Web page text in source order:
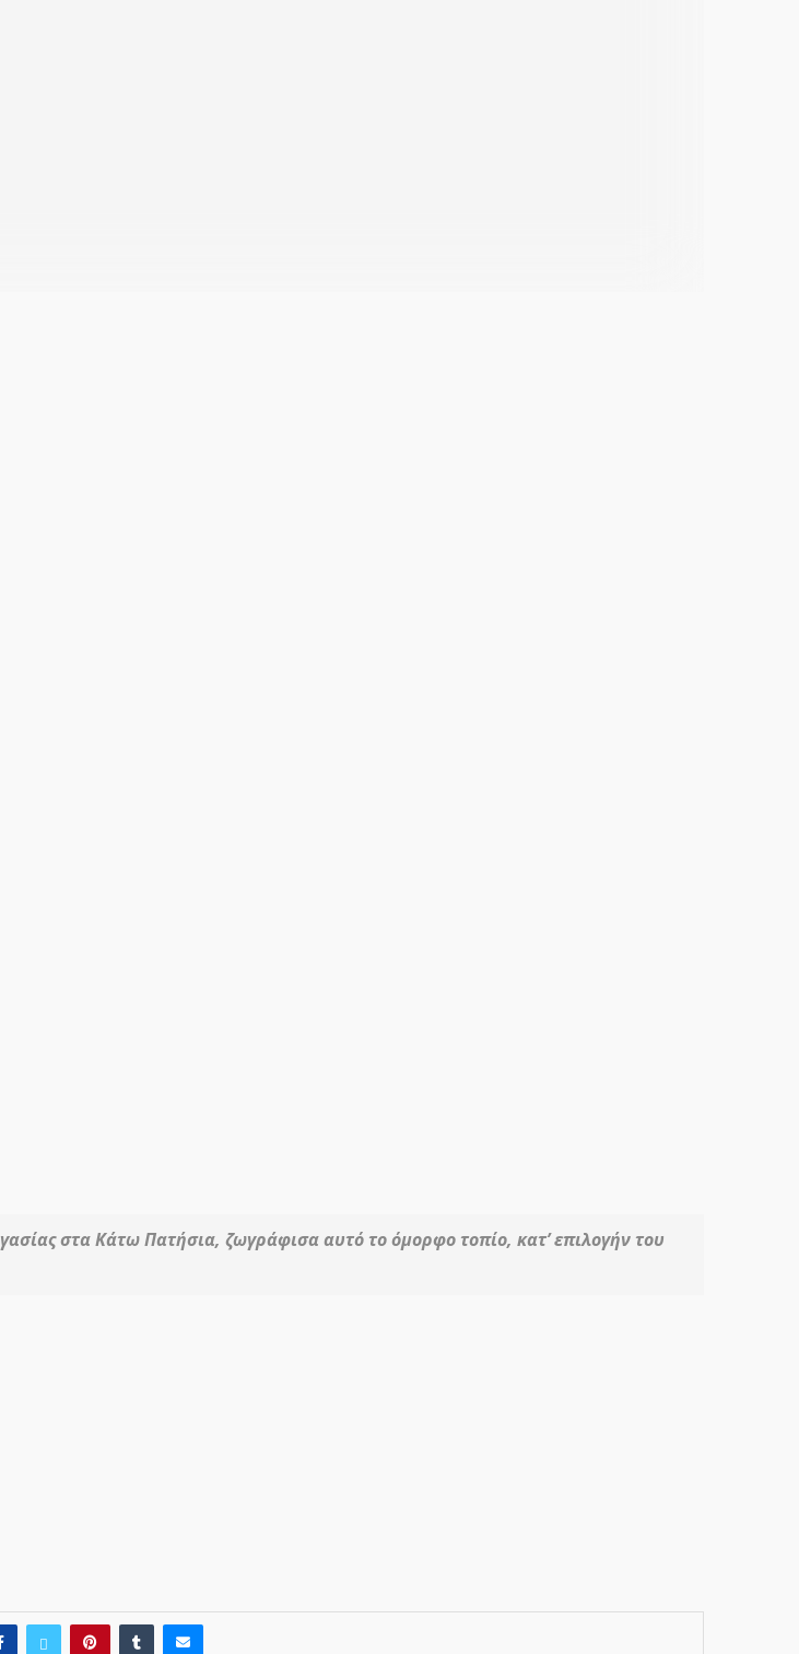
στα Κάτω Πατήσια, ζωγράφισα αυτό το όμορφο τοπίο, κατ’ επιλογήν του